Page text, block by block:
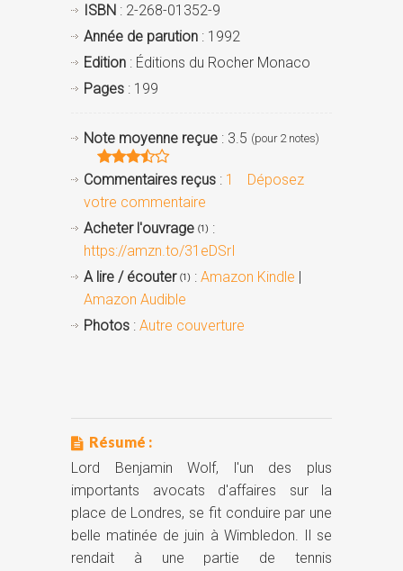
ISBN : 2-268-01352-9
Année de parution : 1992
Edition : Éditions du Rocher Monaco
Pages : 199
Note moyenne reçue : 3.5 (pour 2 notes)
Commentaires reçus : 1
Déposez
votre commentaire
Acheter l'ouvrage (1) :
https://amzn.to/31eDSrI
A lire / écouter (1) : Amazon Kindle
Amazon Audible
Photos : Autre couverture
Résumé :
Lord Benjamin Wolf, l'un des plus
importants avocats d'affaires sur la
place de Londres, se fit conduire par une
belle matinée de juin à Wimbledon. Il se
rendait à une partie de tennis